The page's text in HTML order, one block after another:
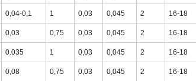
0,04-0,1 1 0,03 0,045 2 16-18
0,03 0,75 0,03 0,045 2 16-18
0.035 1 0,03 0,045 2 16-18
0,08 0,75 0,03 0,045 2 16-18